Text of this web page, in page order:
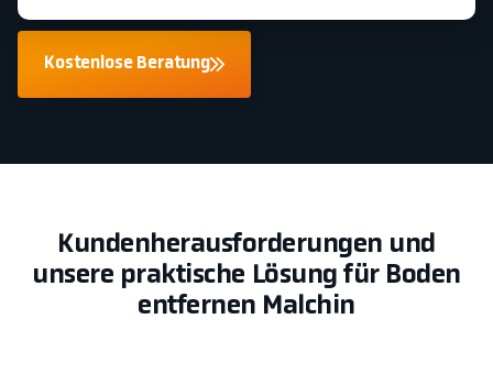
Kostenlose Beratung
Kundenherausforderungen und
unsere praktische Lösung für Boden
entfernen Malchin